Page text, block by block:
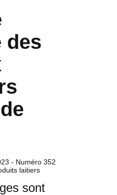
des
- Numéro 352
laitiers
sont